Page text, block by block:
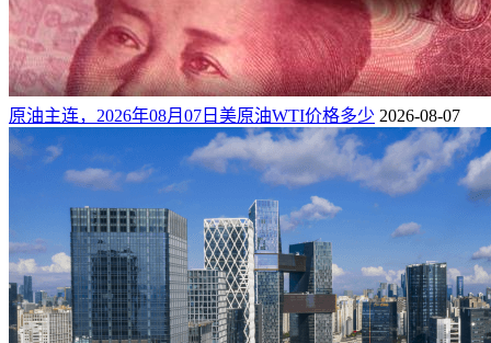
原油主连，2026年08月07日美原油WTI价格多少 2026-08-07